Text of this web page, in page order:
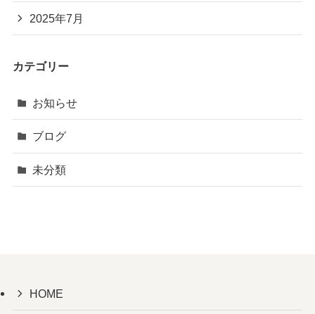
2025年7月
カテゴリー
お知らせ
ブログ
未分類
HOME